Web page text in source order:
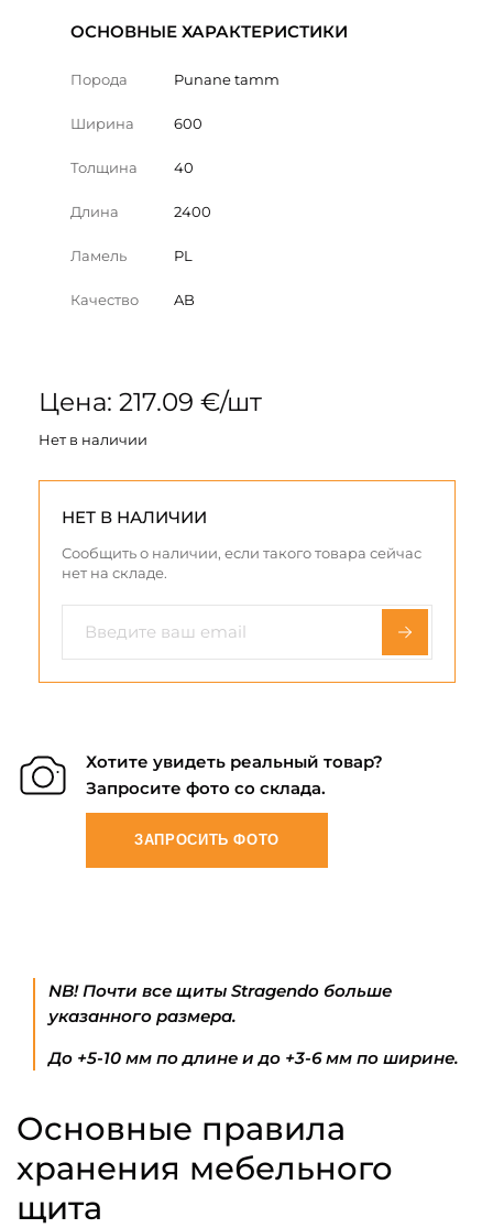
ОСНОВНЫЕ ХАРАКТЕРИСТИКИ
Порода Punane tamm
Ширина 600
Толщина 40
Длина 2400
Ламель PL
Качество AB
Цена: 217.09 €/шт
Нет в наличии
НЕТ В НАЛИЧИИ
Сообщить о наличии, если такого товара сейчас
нет на складе.
Хотите увидеть реальный товар?
Запросите фото со склада.
ЗАПРОСИТЬ ФОТО
NB! Почти все щиты Stragendo больше
указанного размера.
До +5-10 мм по длине и до +3-6 мм по ширине.
Основные правила
хранения мебельного
щита